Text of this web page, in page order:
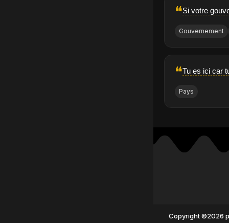
❝Si votre
Gouvernement
❝Tu es ici car
Pays
Copyright ©2026